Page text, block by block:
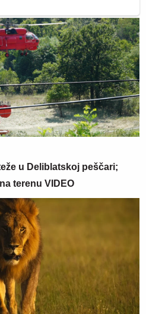
u Deliblatskoj peščari;
terenu VIDEO